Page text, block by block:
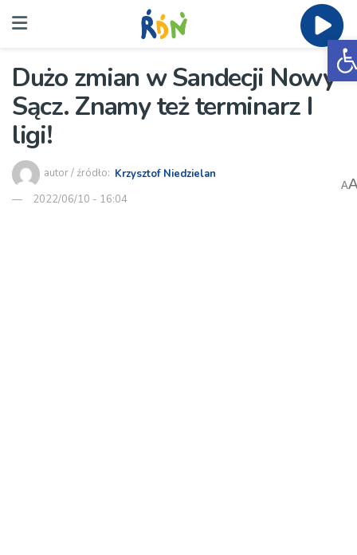
Dużo zmian w Sandecji Nowy
Sącz. Znamy też terminarz I
ligi!
autor / źródło: Krzysztof Niedzielan
2022/06/10 - 16:04
A